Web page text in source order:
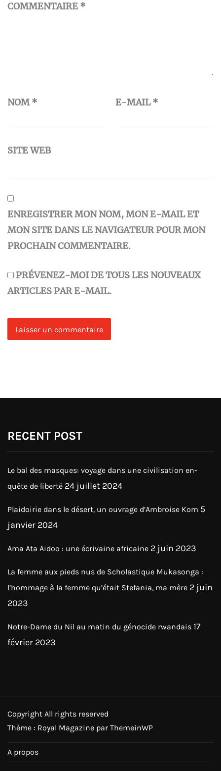
COMMENTAIRE *
NOM* E-MAIL*
SITE WEB
ENREGISTRER MON NOM, MON E-MAIL ET
MON SITE DANS LE NAVIGATEUR POUR MON
PROCHAIN COMMENTAIRE.
PRÉVENEZ-MOI DE TOUS LES NOUVEAUX
ARTICLES PAR E-MAIL.
RECENT POST
Le bal des masques: voyage dans une civilisation en-
quête de liberté 24 juillet 2024
Plaidoirie dans le désert, un ouvrage d’Ambroise Kom 5
janvier 2024
Ama Ata Aidoo : une écrivaine africaine 2 juin 2023
La femme aux pieds nus de Scholastique Mukasonga :
l’hommage à la femme qu’était Stefania, ma mère 2 juin
2023
Notre-Dame du Nil au matin du génocide rwandais 17
février 2023
Copyright All rights reserved
Thème : Royal Magazine par ThemeinWP
A propos